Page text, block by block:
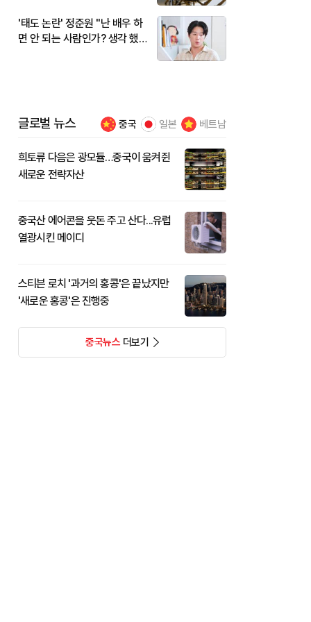
'태도 논란' 정준원 "난 배우 하
면 안 되는 사람인가? 생각 했
글로벌 뉴스 중국 일본 베트남
희토류 다음은 광모듈…중국이 움켜쥔
새로운 전략자산
중국산 에어콘을 웃돈 주고 산다...유럽
열광시킨 메이디
스티븐 로치 '과거의 홍콩'은 끝났지만
'새로운 홍콩'은 진행중
중국뉴스더보기